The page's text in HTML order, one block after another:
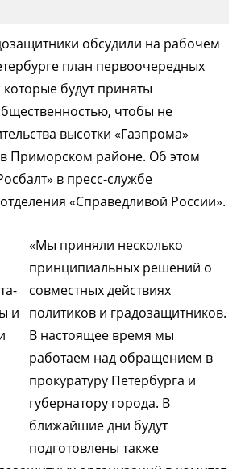
обсудили на рабочем
план первоочередных
будут приняты
чтобы не
высотки «Газпрома»
в Приморском районе. Об этом
в пресс-службе
«Справедливой России».
«Мы приняли несколько
принципиальных решений о
совместных действиях
политиков и градозащитников.
В настоящее время мы
работаем над обращением в
прокуратуру Петербурга и
губернатору города. В
ближайшие дни будут
подготовлены также